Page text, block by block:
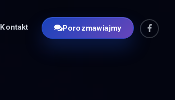
Kontakt Porozmawiajmy